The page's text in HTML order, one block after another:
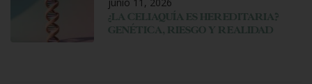
¿LA CELIAQUÍA ES HEREDITARIA?
GENÉTICA, RIESGO Y REALIDAD